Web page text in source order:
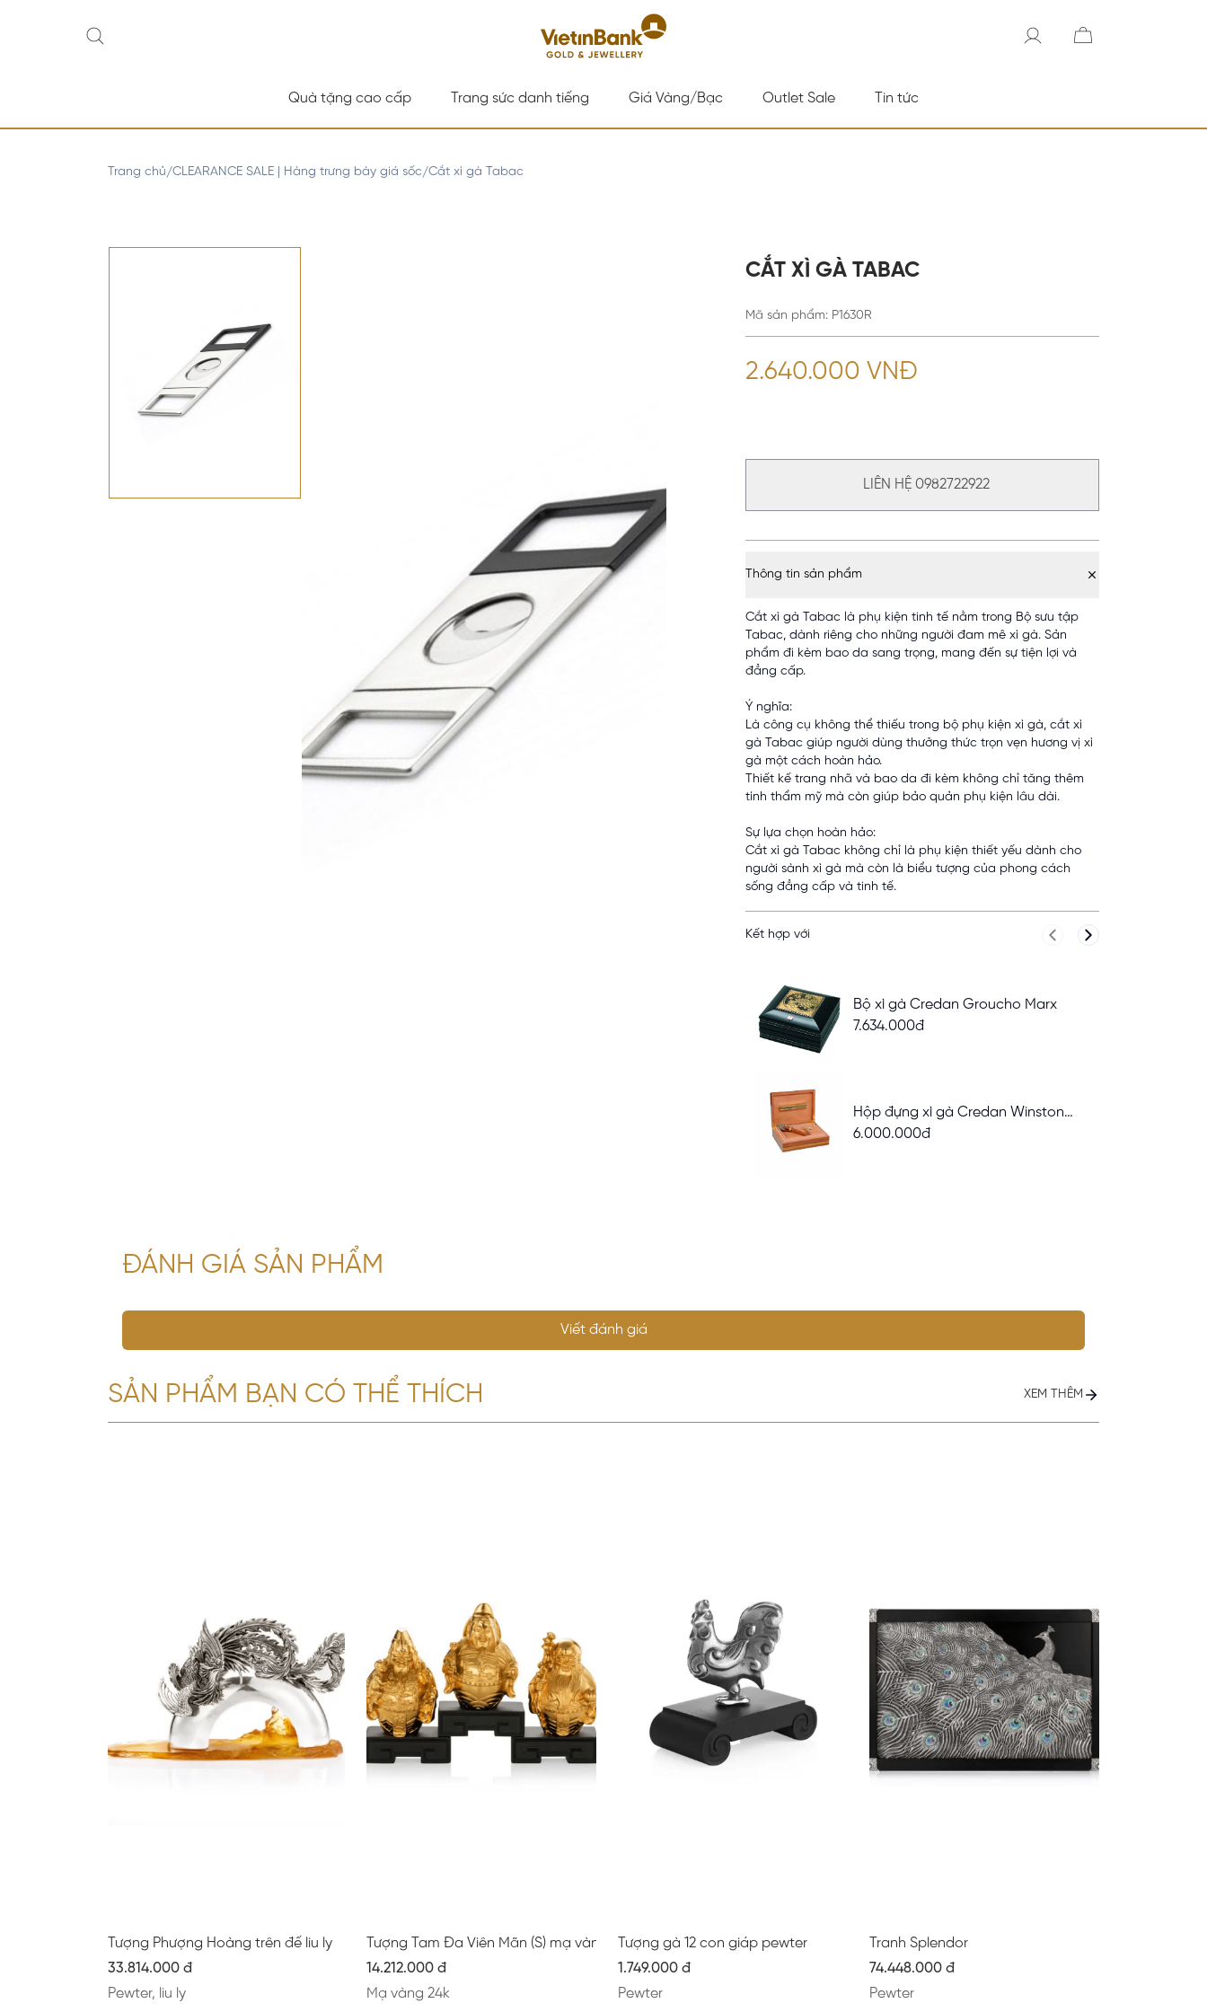
Quà tặng cao cấp Trang sức danh tiếng Giá Vàng/Bạc Outlet Sale Tin tức
Trang chủ/CLEARANCE SALE | Hàng trưng bày giá sốc/Cắt xì gà Tabac
CẮT XÌ GÀ TABAC
Mã sản phẩm: P1630R
2.640.000 VNĐ
LIÊN HỆ 0982722922
Thông tin sản phẩm
Cắt xì gà Tabac là phụ kiện tinh tế nằm trong Bộ sưu tập
Tabac, dành riêng cho những người đam mê xì gà. Sản
phẩm đi kèm bao da sang trọng, mang đến sự tiện lợi và
đẳng cấp.
Ý nghĩa:
Là công cụ không thể thiếu trong bộ phụ kiện xì gà, cắt xì
gà Tabac giúp người dùng thưởng thức trọn vẹn hương vị xì
gà một cách hoàn hảo.
Thiết kế trang nhã và bao da đi kèm không chỉ tăng thêm
tính thẩm mỹ mà còn giúp bảo quản phụ kiện lâu dài.
Sự lựa chọn hoàn hảo:
Cắt xì gà Tabac không chỉ là phụ kiện thiết yếu dành cho
người sành xì gà mà còn là biểu tượng của phong cách
sống đẳng cấp và tinh tế.
Kết hợp với
Bộ xì gà Credan Groucho Marx
7.634.000đ
Hộp đựng xì gà Credan Winston
Churchill HTB
6.000.000đ
Previous slide
Next slide
ĐÁNH GIÁ SẢN PHẨM
Viết đánh giá
SẢN PHẨM BẠN CÓ THỂ THÍCH XEM THÊM
Tượng Phượng Hoàng trên đế liu ly
33.814.000 đ
Pewter, liu ly
Tượng Tam Đa Viên Mãn (S) mạ vàng mờ
14.212.000 đ
Mạ vàng 24k
Tượng gà 12 con giáp pewter
1.749.000 đ
Pewter
Tranh Splendor
74.448.000 đ
Pewter